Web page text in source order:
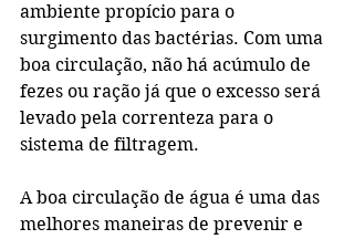
ambiente propício para o
surgimento das bactérias. Com uma
boa circulação, não há acúmulo de
fezes ou ração já que o excesso será
levado pela correnteza para o
sistema de filtragem.
A boa circulação de água é uma das
melhores maneiras de prevenir e